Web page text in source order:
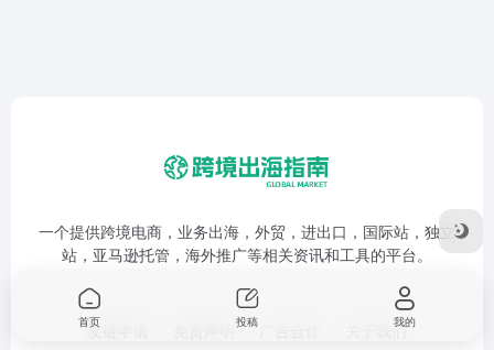
一个提供跨境电商，业务出海，外贸，进出口，国际站，独立
站，亚马逊托管，海外推广等相关资讯和工具的平台。
友链申请 关于我们
首页 投稿 我的